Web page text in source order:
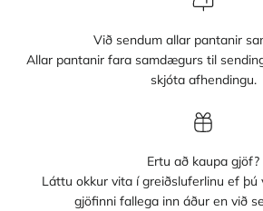
Við sendum allar pantanir
Allar pantanir fara samdægurs til
skjóta afhendingu.
Ertu að kaupa gjöf?
Láttu okkur vita í greiðsluferlinu ef þú
gjöfinni fallega inn áður en við